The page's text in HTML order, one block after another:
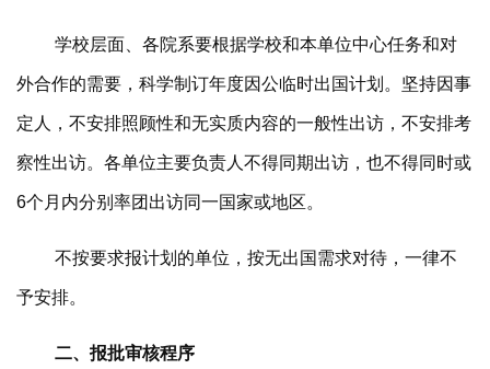
学校层面、各院系要根据学校和本单位中心任务和对
外合作的需要，科学制订年度因公临时出国计划。坚持因事
定人，不安排照顾性和无实质内容的一般性出访，不安排考
察性出访。各单位主要负责人不得同期出访，也不得同时或
6个月内分别率团出访同一国家或地区。
不按要求报计划的单位，按无出国需求对待，一律不
予安排。
二、报批审核程序